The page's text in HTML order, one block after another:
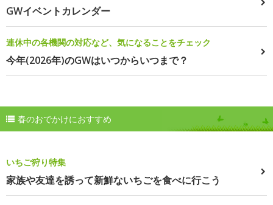
GWイベントカレンダー
連休中の各機関の対応など、気になることをチェック
今年(2026年)のGWはいつからいつまで？
春のおでかけにおすすめ
いちご狩り特集
家族や友達を誘って新鮮ないちごを食べに行こう